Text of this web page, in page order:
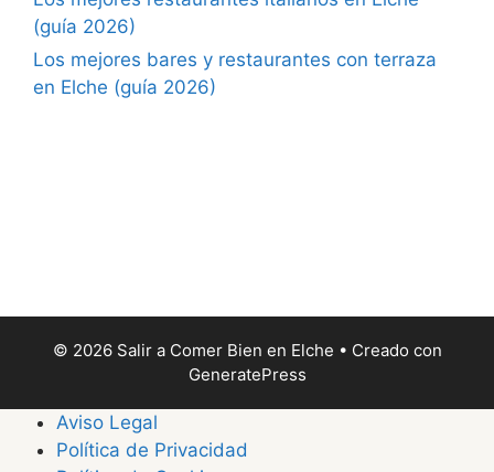
(guía 2026)
Los mejores bares y restaurantes con terraza
en Elche (guía 2026)
© 2026 Salir a Comer Bien en Elche • Creado con
GeneratePress
Aviso Legal
Política de Privacidad